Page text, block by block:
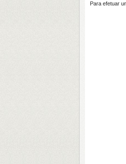
Para efetuar